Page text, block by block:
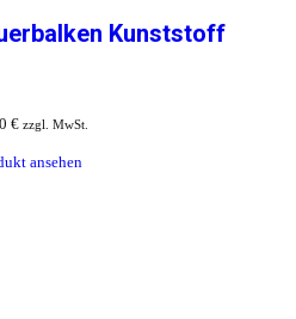
Kunststoff
€ zzgl. MwSt.
ansehen